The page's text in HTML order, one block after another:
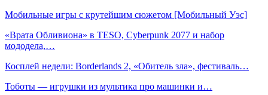
Мобильные игры с крутейшим сюжетом [Мобильный Уэс]
«Врата Обливиона» в TESO, Cyberpunk 2077 и набор
мододела,…
Косплей недели: Borderlands 2, «Обитель зла», фестиваль…
Тоботы — игрушки из мультика про машинки и…